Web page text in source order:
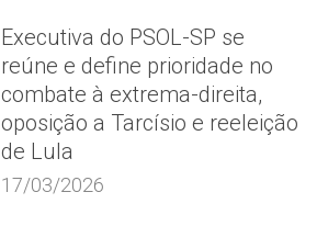
Executiva do PSOL-SP se
reúne e define prioridade no
combate à extrema-direita,
oposição a Tarcísio e reeleição
de Lula
17/03/2026